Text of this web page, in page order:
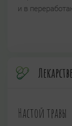
и в
Настой травы